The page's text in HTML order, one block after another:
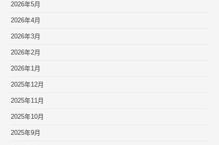
2026年5月
2026年4月
2026年3月
2026年2月
2026年1月
2025年12月
2025年11月
2025年10月
2025年9月